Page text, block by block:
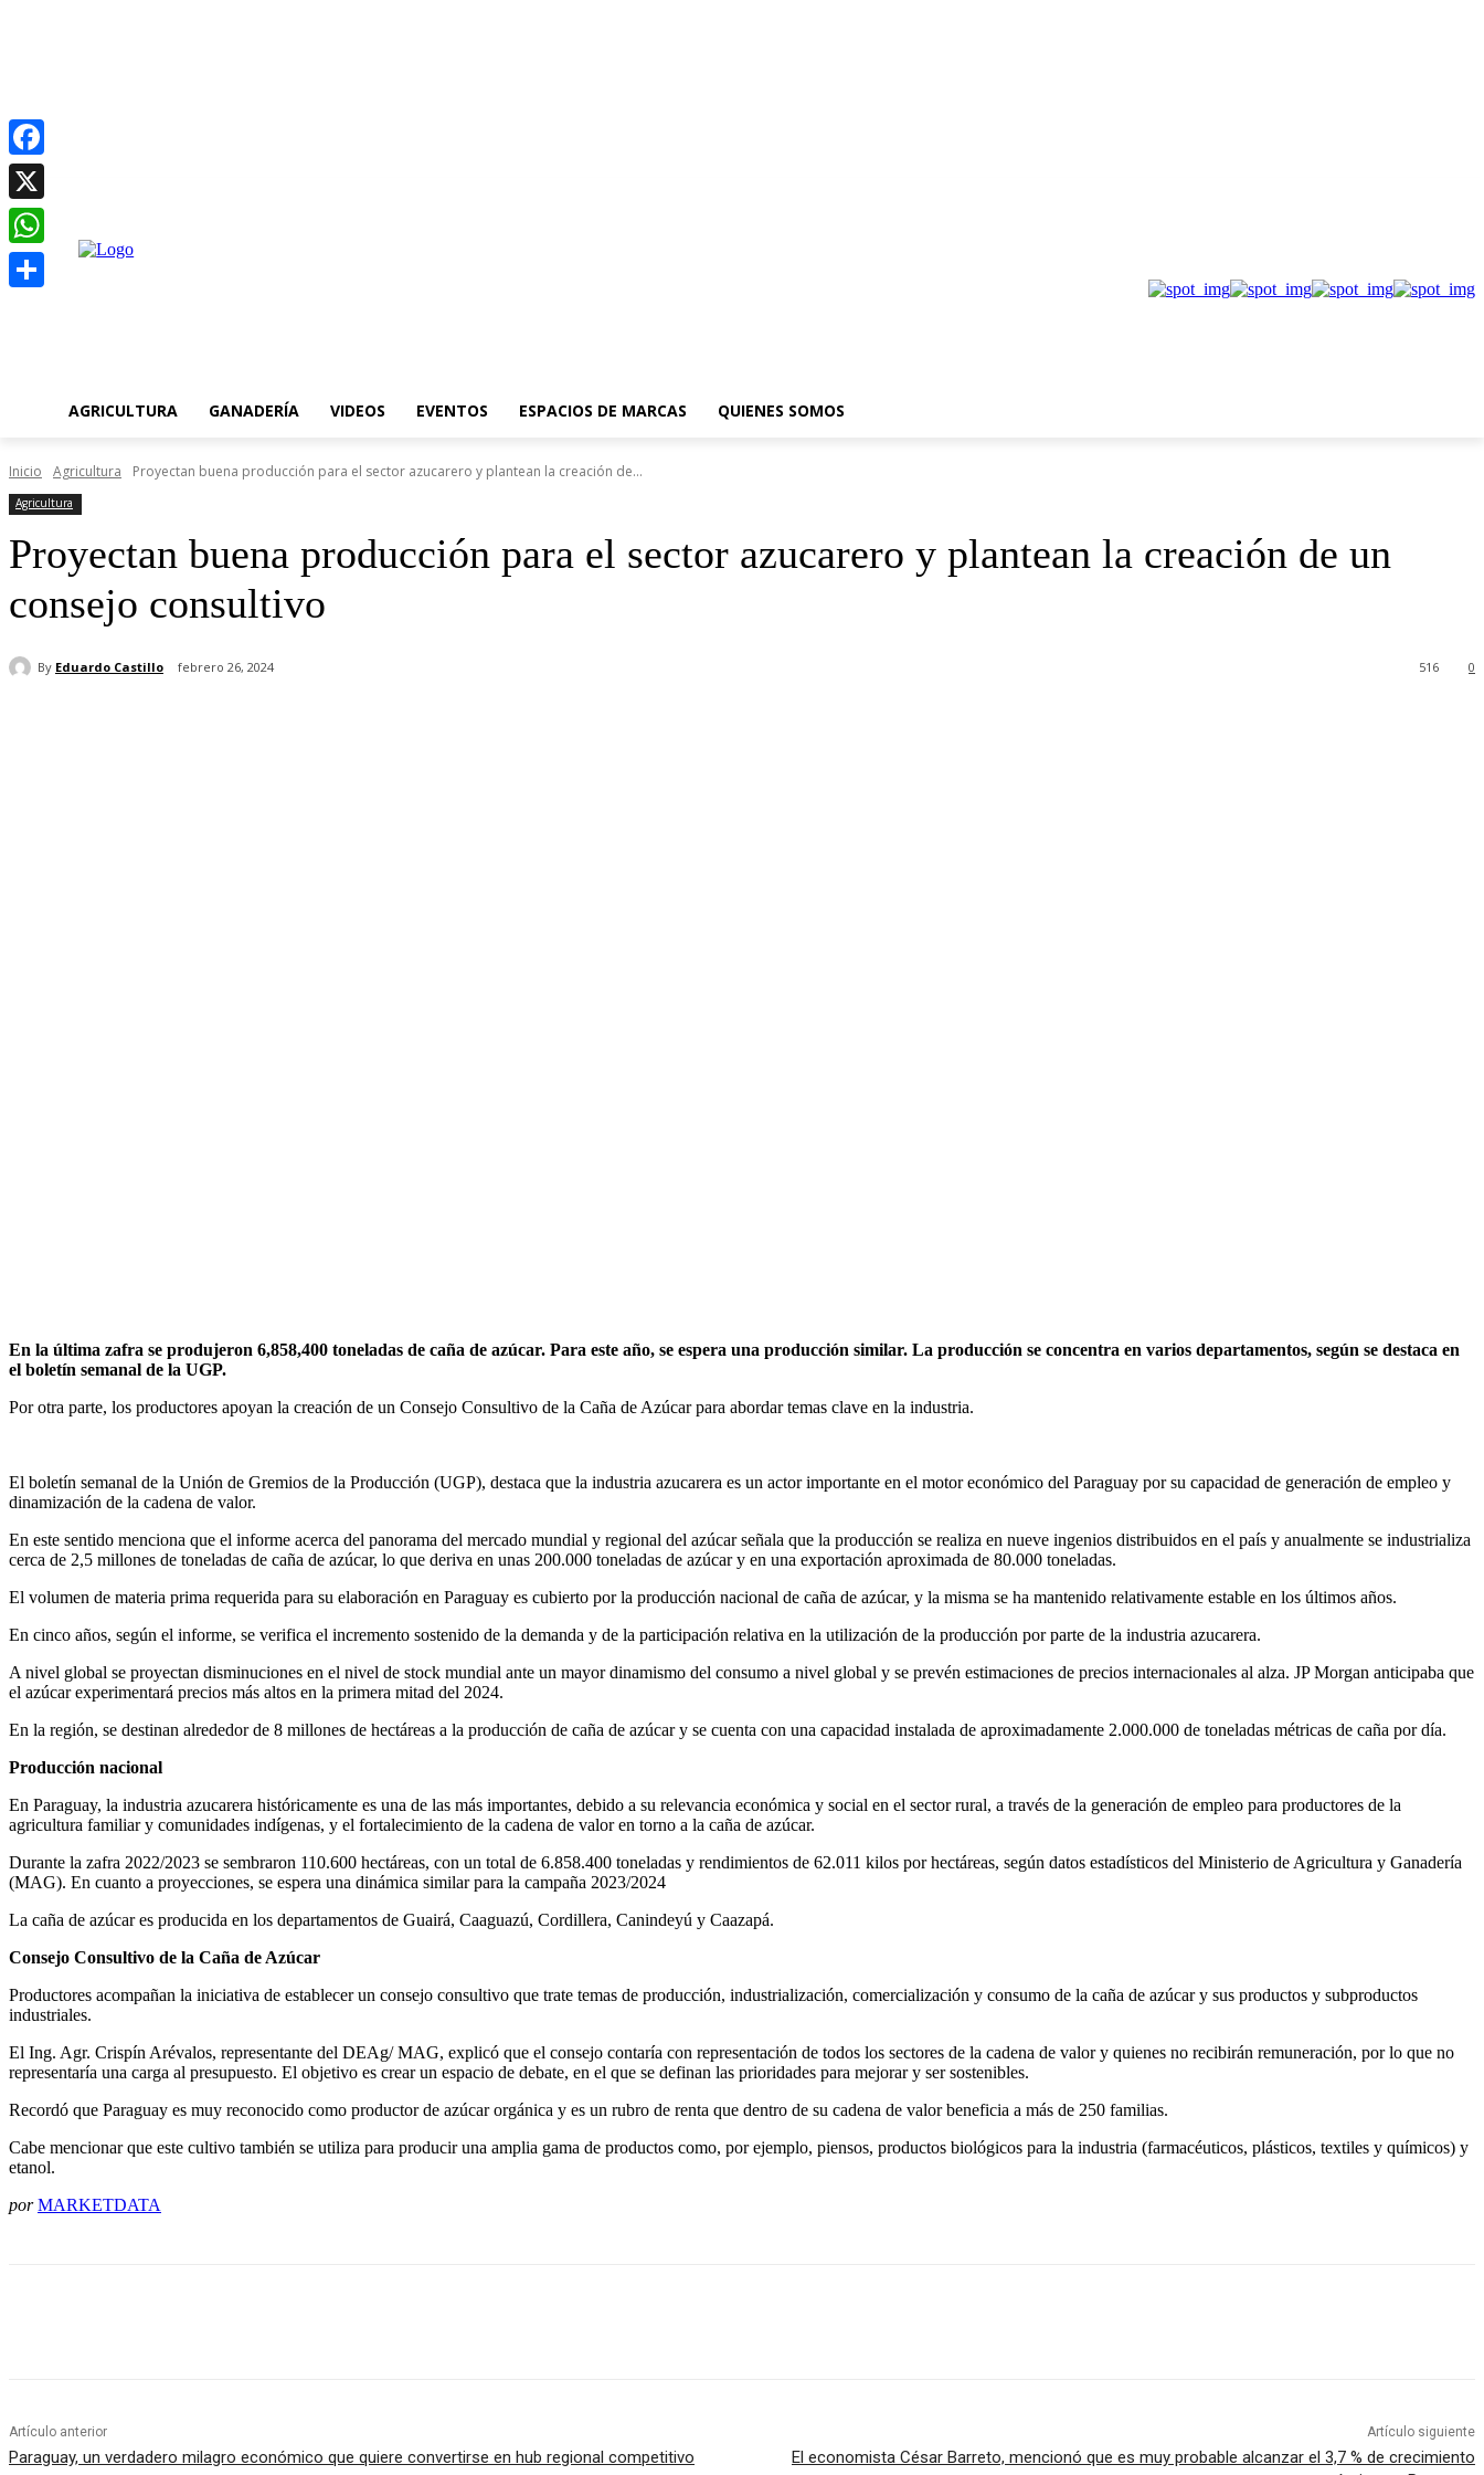
20.7
AGRICULTURA GANADERÍA VIDEOS EVENTOS ESPACIOS DE MARCAS QUIENES SOMOS
Inicio Agricultura Proyectan buena producción para el sector azucarero y plantean la creación de...
Agricultura
Proyectan buena producción para el sector azucarero y plantean la creación de un
consejo consultivo
By Eduardo Castillo febrero 26, 2024 0
516
En la última zafra se produjeron 6,858,400 toneladas de caña de azúcar. Para este año, se espera una producción similar. La producción se concentra en varios departamentos, según se destaca en
el boletín semanal de la UGP.
Por otra parte, los productores apoyan la creación de un Consejo Consultivo de la Caña de Azúcar para abordar temas clave en la industria.
El boletín semanal de la Unión de Gremios de la Producción (UGP), destaca que la industria azucarera es un actor importante en el motor económico del Paraguay por su capacidad de generación de empleo y
dinamización de la cadena de valor.
En este sentido menciona que el informe acerca del panorama del mercado mundial y regional del azúcar señala que la producción se realiza en nueve ingenios distribuidos en el país y anualmente se industrializa
cerca de 2,5 millones de toneladas de caña de azúcar, lo que deriva en unas 200.000 toneladas de azúcar y en una exportación aproximada de 80.000 toneladas.
El volumen de materia prima requerida para su elaboración en Paraguay es cubierto por la producción nacional de caña de azúcar, y la misma se ha mantenido relativamente estable en los últimos años.
En cinco años, según el informe, se verifica el incremento sostenido de la demanda y de la participación relativa en la utilización de la producción por parte de la industria azucarera.
A nivel global se proyectan disminuciones en el nivel de stock mundial ante un mayor dinamismo del consumo a nivel global y se prevén estimaciones de precios internacionales al alza. JP Morgan anticipaba que
el azúcar experimentará precios más altos en la primera mitad del 2024.
En la región, se destinan alrededor de 8 millones de hectáreas a la producción de caña de azúcar y se cuenta con una capacidad instalada de aproximadamente 2.000.000 de toneladas métricas de caña por día.
Producción nacional
En Paraguay, la industria azucarera históricamente es una de las más importantes, debido a su relevancia económica y social en el sector rural, a través de la generación de empleo para productores de la
agricultura familiar y comunidades indígenas, y el fortalecimiento de la cadena de valor en torno a la caña de azúcar.
Durante la zafra 2022/2023 se sembraron 110.600 hectáreas, con un total de 6.858.400 toneladas y rendimientos de 62.011 kilos por hectáreas, según datos estadísticos del Ministerio de Agricultura y Ganadería
(MAG). En cuanto a proyecciones, se espera una dinámica similar para la campaña 2023/2024
La caña de azúcar es producida en los departamentos de Guairá, Caaguazú, Cordillera, Canindeyú y Caazapá.
Consejo Consultivo de la Caña de Azúcar
Productores acompañan la iniciativa de establecer un consejo consultivo que trate temas de producción, industrialización, comercialización y consumo de la caña de azúcar y sus productos y subproductos
industriales.
El Ing. Agr. Crispín Arévalos, representante del DEAg/ MAG, explicó que el consejo contaría con representación de todos los sectores de la cadena de valor y quienes no recibirán remuneración, por lo que no
representaría una carga al presupuesto. El objetivo es crear un espacio de debate, en el que se definan las prioridades para mejorar y ser sostenibles.
Recordó que Paraguay es muy reconocido como productor de azúcar orgánica y es un rubro de renta que dentro de su cadena de valor beneficia a más de 250 familias.
Cabe mencionar que este cultivo también se utiliza para producir una amplia gama de productos como, por ejemplo, piensos, productos biológicos para la industria (farmacéuticos, plásticos, textiles y químicos) y
etanol.
por MARKETDATA
Artículo anterior
Paraguay, un verdadero milagro económico que quiere convertirse en hub regional competitivo
Artículo siguiente
El economista César Barreto, mencionó que es muy probable alcanzar el 3,7 % de crecimiento
Facebook
X
WhatsApp